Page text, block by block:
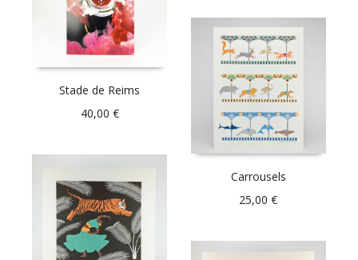
Stade de Reims
40,00 €
Carrousels
25,00€